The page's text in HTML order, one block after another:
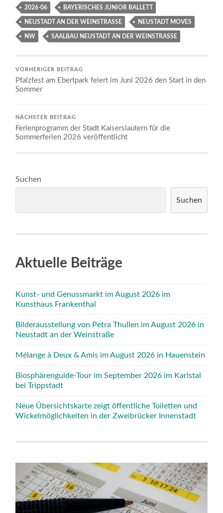
2026-06 BAYERISCHES JUNIOR BALLETT
NEUSTADT AN DER WEINSTRASSE NEUSTADT MOVES
NW SAALBAU NEUSTADT AN DER WEINSTRASSE
VORHERIGER BEITRAG
Pfalzfest am Ebertpark feiert im Juni 2026 den Start in den
Sommer
NÄCHSTER BEITRAG
Ferienprogramm der Stadt Kaiserslautern für die
Sommerferien 2026 veröffentlicht
Suchen
Suchen
Aktuelle Beiträge
Kunst- und Genussmarkt im August 2026 im
Kunsthaus Frankenthal
Bilderausstellung von Petra Thullen im August 2026 in
Neustadt an der Weinstraße
Mélange à Deux & Amis im August 2026 in Hauenstein
Biosphärenguide-Tour im September 2026 im Karlstal
bei Trippstadt
Neue Übersichtskarte zeigt öffentliche Toiletten und
Wickelmöglichkeiten in der Zweibrücker Innenstadt